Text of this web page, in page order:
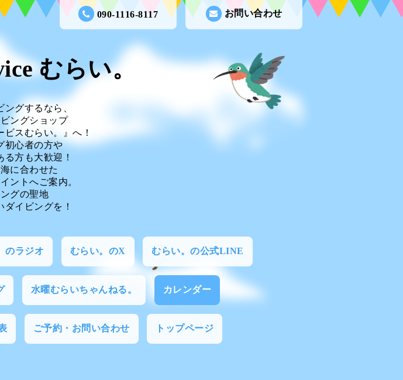
お問い合わせ
090-1116-8117
むらい。
ングするなら、
ングショップ
ビスむらい。』へ！
初心者の方や
る方も大歓迎！
に合わせた
ントへご案内。
グの聖地
ダイビングを！
のラジオ むらい。のX むらい。の公式LINE
水曜むらいちゃんねる。 カレンダー
ご予約・お問い合わせ トップページ